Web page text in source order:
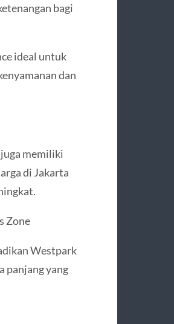
bagi
ideal untuk
dan
memiliki
di Jakarta
Zone
Westpark
panjang yang